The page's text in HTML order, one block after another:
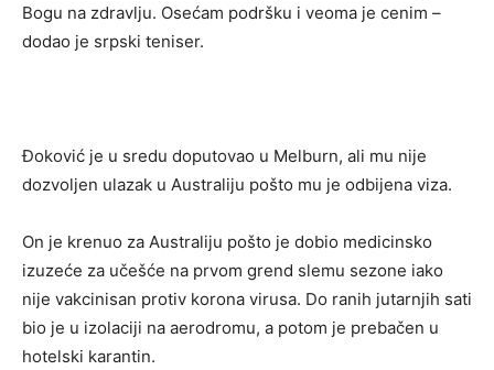
Bogu na zdravlju. Osećam podršku i veoma je cenim –
dodao je srpski teniser.
Đoković je u sredu doputovao u Melburn, ali mu nije
dozvoljen ulazak u Australiju pošto mu je odbijena viza.
On je krenuo za Australiju pošto je dobio medicinsko
izuzeće za učešće na prvom grend slemu sezone iako
nije vakcinisan protiv korona virusa. Do ranih jutarnjih sati
bio je u izolaciji na aerodromu, a potom je prebačen u
hotelski karantin.